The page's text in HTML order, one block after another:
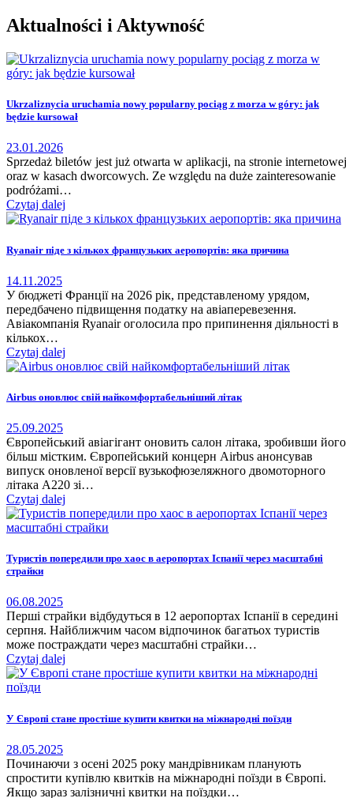
Aktualności i Aktywność
Ukrzaliznycia uruchamia nowy popularny pociąg z morza w góry: jak
będzie kursował
23.01.2026
Sprzedaż biletów jest już otwarta w aplikacji, na stronie internetowej
oraz w kasach dworcowych. Ze względu na duże zainteresowanie
podróżami…
Czytaj dalej
Ryanair піде з кількох французьких аеропортів: яка причина
14.11.2025
У бюджеті Франції на 2026 рік, представленому урядом,
передбачено підвищення податку на авіаперевезення.
Авіакомпанія Ryanair оголосила про припинення діяльності в
кількох…
Czytaj dalej
Airbus оновлює свій найкомфортабельніший літак
25.09.2025
Європейський авіагігант оновить салон літака, зробивши його
більш містким. Європейський концерн Airbus анонсував
випуск оновленої версії вузькофюзеляжного двомоторного
літака А220 зі…
Czytaj dalej
Туристів попередили про хаос в аеропортах Іспанії через масштабні
страйки
06.08.2025
Перші страйки відбудуться в 12 аеропортах Іспанії в середині
серпня. Найближчим часом відпочинок багатьох туристів
може постраждати через масштабні страйки…
Czytaj dalej
У Європі стане простіше купити квитки на міжнародні поїзди
28.05.2025
Починаючи з осені 2025 року мандрівникам планують
спростити купівлю квитків на міжнародні поїзди в Європі.
Якщо зараз залізничні квитки на поїздки…